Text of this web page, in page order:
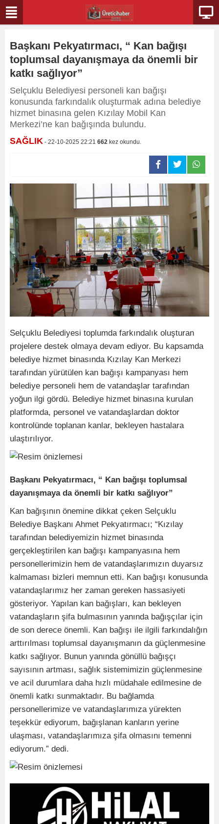
Başkanı Pekyatırmacı, “ Kan bağışı
toplumsal dayanışmaya da önemli bir
katkı sağlıyor”
Selçuklu Belediyesi personeli kan bağışı
konusunda farkındalık oluşturmak adına belediye
hizmet binasına gelen Kızılay Mobil Kan
Merkezi’ne kan bağışında bulundu.
SAĞLIK - 22-10-2025 22:21 662 kez okundu.
Selçuklu Belediyesi toplumda farkındalık oluşturan
projelere destek olmaya devam ediyor. Bu kapsamda
belediye hizmet binasında Kızılay Kan Merkezi
tarafından yürütülen kan bağışı kampanyası hem
belediye personeli hem de vatandaşlar tarafından
yoğun ilgi gördü. Belediye hizmet binasına kurulan
platformda, personel ve vatandaşlardan doktor
kontrolünde toplanan kanlar, bekleyen hastalara
ulaştırılıyor.
Başkanı Pekyatırmacı, “ Kan bağışı toplumsal
dayanışmaya da önemli bir katkı sağlıyor”
Kan bağışının önemine dikkat çeken Selçuklu
Belediye Başkanı Ahmet Pekyatırmacı; “Kızılay
tarafından belediyemizin hizmet binasında
gerçekleştirilen kan bağışı kampanyasına hem
personellerimizin hem de vatandaşlarımızın duyarsız
kalmaması bizleri memnun etti. Kan bağışı konusunda
vatandaşlarımız her zaman gereken hassasiyeti
gösteriyor. Yapılan kan bağışları, kan bekleyen
vatandaşların şifa bulmasının yanında bağışçılar için
de son derece önemli. Kan bağışı ile ilgili farkındalığın
arttırılması toplumsal dayanışmanın da güçlenmesine
katkı sağlıyor. Bunun yanında gönüllü bağışçı
sayısının artması, sağlık sistemimizin güçlenmesine
ve acil durumlara daha hızlı müdahale edilmesine de
önemli katkı sunmaktadır. Bu bağlamda
personellerimize ve vatandaşlarımıza yürekten
teşekkür ediyorum, bağışlanan kanların yerine
ulaşması, vatandaşlarımıza şifa olmasını temenni
ediyorum.” dedi.